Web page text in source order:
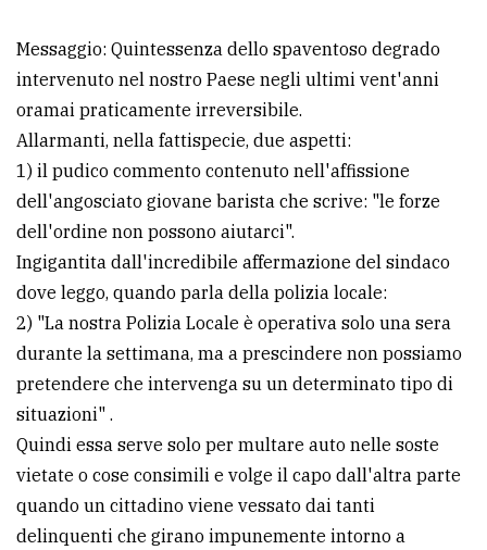
CERCA
Cerca
per
comune
Ricerca
avanzata
LE
ALTRE
TESTATE
Messaggio: Quintessenza dello spaventoso degrado
intervenuto nel nostro Paese negli ultimi vent'anni
oramai praticamente irreversibile.
Allarmanti, nella fattispecie, due aspetti:
1) il pudico commento contenuto nell'affissione
dell'angosciato giovane barista che scrive: "le forze
dell'ordine non possono aiutarci".
Ingigantita dall'incredibile affermazione del sindaco
dove leggo, quando parla della polizia locale:
2) "La nostra Polizia Locale è operativa solo una sera
durante la settimana, ma a prescindere non possiamo
pretendere che intervenga su un determinato tipo di
situazioni" .
Quindi essa serve solo per multare auto nelle soste
vietate o cose consimili e volge il capo dall'altra parte
quando un cittadino viene vessato dai tanti
delinquenti che girano impunemente intorno a